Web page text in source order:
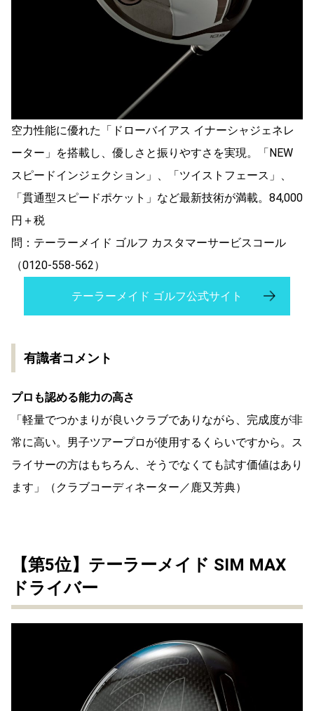
空力性能に優れた「ドローバイアス イナーシャジェネレ
ーター」を搭載し、優しさと振りやすさを実現。「NEW
スピードインジェクション」、「ツイストフェース」、
「貫通型スピードポケット」など最新技術が満載。84,000
円＋税
問：テーラーメイド ゴルフ カスタマーサービスコール
（0120-558-562）
テーラーメイド ゴルフ公式サイト
有識者コメント
プロも認める能力の高さ
「軽量でつかまりが良いクラブでありながら、完成度が非
常に高い。男子ツアープロが使用するくらいですから。ス
ライサーの方はもちろん、そうでなくても試す価値はあり
ます」（クラブコーディネーター／鹿又芳典）
【第5位】テーラーメイド SIM MAX
ドライバー